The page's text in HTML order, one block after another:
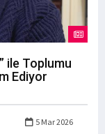
ile Toplumu
Ediyor
5 Mar 2026